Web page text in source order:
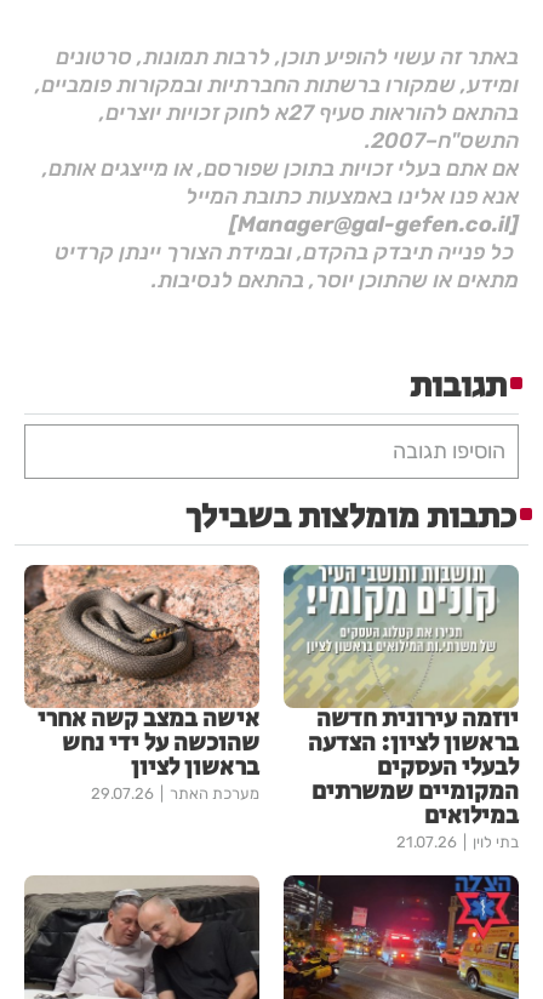
באתר זה עשוי להופיע תוכן, לרבות תמונות, סרטונים
ומידע, שמקורו ברשתות החברתיות ובמקורות פומביים,
בהתאם להוראות סעיף 27א לחוק זכויות יוצרים,
התשס"ח–2007.
אם אתם בעלי זכויות בתוכן שפורסם, או מייצגים אותם,
אנא פנו אלינו באמצעות כתובת המייל
[Manager@gal-gefen.co.il]
כל פנייה תיבדק בהקדם, ובמידת הצורך יינתן קרדיט
מתאים או שהתוכן יוסר, בהתאם לנסיבות.
תגובות
הוסיפו תגובה
כתבות מומלצות בשבילך
יוזמה עירונית חדשה
בראשון לציון: הצדעה
לבעלי העסקים
המקומיים שמשרתים
במילואים
בתי לוין 21.07.26
אישה במצב קשה אחרי
שהוכשה על ידי נחש
בראשון לציון
מערכת האתר 29.07.26